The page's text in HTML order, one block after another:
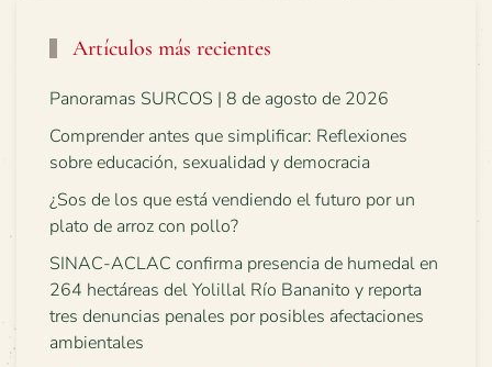
Artículos más recientes
Panoramas SURCOS | 8 de agosto de 2026
Comprender antes que simplificar: Reflexiones
sobre educación, sexualidad y democracia
¿Sos de los que está vendiendo el futuro por un
plato de arroz con pollo?
SINAC-ACLAC confirma presencia de humedal en
264 hectáreas del Yolillal Río Bananito y reporta
tres denuncias penales por posibles afectaciones
ambientales